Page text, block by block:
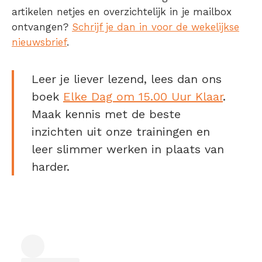
artikelen netjes en overzichtelijk in je mailbox
ontvangen? Schrijf je dan in voor de wekelijkse
nieuwsbrief.
Leer je liever lezend, lees dan ons
boek Elke Dag om 15.00 Uur Klaar.
Maak kennis met de beste
inzichten uit onze trainingen en
leer slimmer werken in plaats van
harder.